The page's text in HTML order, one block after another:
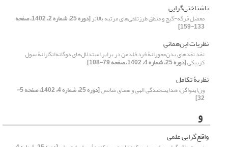
ناشناختی‌گرایی
معضل فرگه-گیچ و منطق طرزتلقی‌های مرتبه بالاتر [دوره 25، شماره 2، 1402، صفحه
133-159]
نظریات این‌همانی
نقد نقدهای بدن‌محورانۀ فرد فلدمن در برابر استدلال‌های دوگانه‌انگارانۀ سول
کریپکی[دوره 25، شماره 4، 1402، صفحه 79-108]
نظریۀ تکامل
ون‌اینواگن، هدایت‌شدگی الهی و معنای شانس [دوره 25، شماره 4، 1402، صفحه 5-
32]
و
واقع‌گرایی علمی